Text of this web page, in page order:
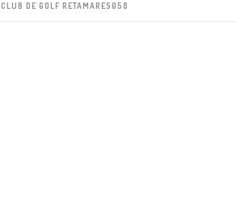
CLUB DE GOLF RETAMARES058